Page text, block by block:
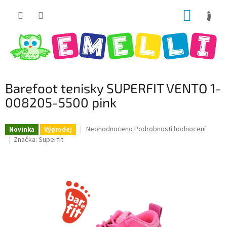
Barefoot tenisky SUPERFIT VENTO 1-
008205-5500 pink
Novinka Výprodej
Průměrné
hvězdiček.
Neohodnoceno Podrobnosti hodnocení
Značka: Superfit